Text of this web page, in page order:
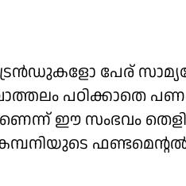
പേര്
പഠിക്കാതെ
ഈ സംഭവം